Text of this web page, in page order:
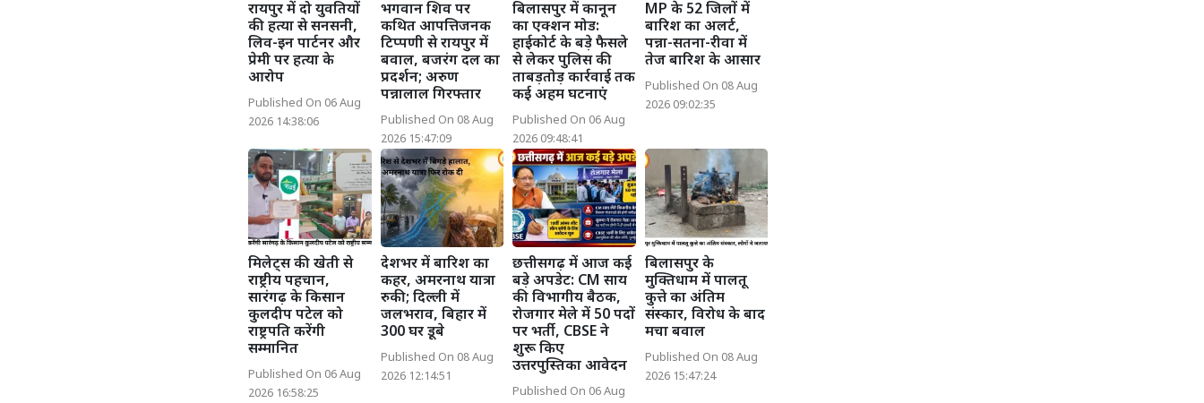
रायपुर में दो युवतियों
की हत्या से सनसनी,
लिव-इन पार्टनर और
प्रेमी पर हत्या के
आरोप
Published On 06 Aug
2026 14:38:06
भगवान शिव पर
कथित आपत्तिजनक
टिप्पणी से रायपुर में
बवाल, बजरंग दल का
प्रदर्शन; अरुण
पन्नालाल गिरफ्तार
Published On 08 Aug
2026 15:47:09
बिलासपुर में कानून
का एक्शन मोड:
हाईकोर्ट के बड़े फैसले
से लेकर पुलिस की
ताबड़तोड़ कार्रवाई तक
कई अहम घटनाएं
Published On 06 Aug
2026 09:48:41
MP के 52 जिलों में
बारिश का अलर्ट,
पन्ना-सतना-रीवा में
तेज बारिश के आसार
Published On 08 Aug
2026 09:02:35
मिलेट्स की खेती से
राष्ट्रीय पहचान,
सारंगढ़ के किसान
कुलदीप पटेल को
राष्ट्रपति करेंगी
सम्मानित
Published On 06 Aug
2026 16:58:25
देशभर में बारिश का
कहर, अमरनाथ यात्रा
रुकी; दिल्ली में
जलभराव, बिहार में
300 घर डूबे
Published On 08 Aug
2026 12:14:51
छत्तीसगढ़ में आज कई
बड़े अपडेट: CM साय
की विभागीय बैठक,
रोजगार मेले में 50 पदों
पर भर्ती, CBSE ने
शुरू किए
उत्तरपुस्तिका आवेदन
Published On 06 Aug
बिलासपुर के
मुक्तिधाम में पालतू
कुत्ते का अंतिम
संस्कार, विरोध के बाद
मचा बवाल
Published On 08 Aug
2026 15:47:24